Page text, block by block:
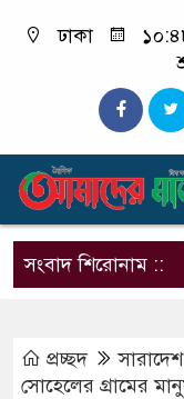
ঢাকা
সংবাদ শিরোনাম ::
না ইলিয়াস
প্রচ্ছদ
সারাদেশ
সোহেলের গ্রামের